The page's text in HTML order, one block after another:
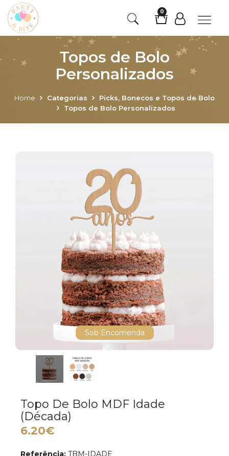
0
Topos de Bolo
Personalizados
Home Categorias
Picks, Bonecos e Topos de Bolo
Topos de Bolo Personalizados
Sob Encomenda
Topo De Bolo MDF Idade
(Década)
6.20€
Referência: TBM-IDADE